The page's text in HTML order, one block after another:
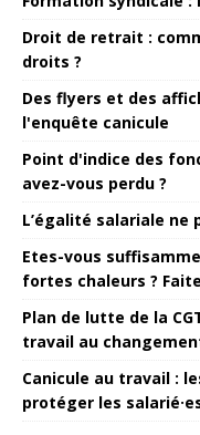
Droit de retrait :
droits ?
Des flyers et des
l'enquête canicule
Point d'indice des
avez-vous perdu ?
L’égalité salariale
Etes-vous
fortes chaleurs ?
Plan de lutte de la
travail au
Canicule au travail :
protéger les